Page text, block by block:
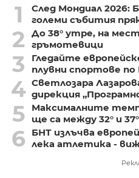
1
След Мондиал 2026:
големи събития
2
До 38° утре, на
гръмотевици
3
Гледайте
плувни спортове по
4 Светлозара
дирекция
5
Максималните
ще са между 32° и 37°
6
БНТ излъчва
лека атлетика -